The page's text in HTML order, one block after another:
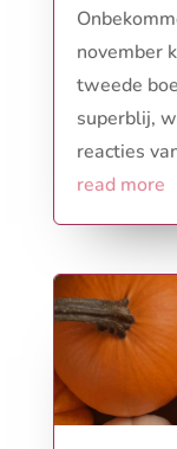
november
tweede
superblij,
reacties
read more